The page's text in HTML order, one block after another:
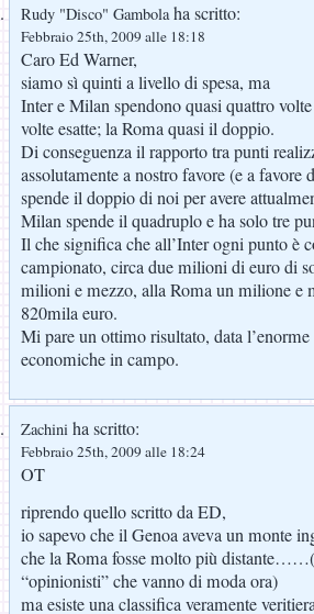
Rudy "Disco" Gambolaha scritto:
Febbraio 25th, 2009 alle 18:18
Caro Ed Warner,
siamo sì quinti a livello di spesa, ma
Inter e Milan spendono quasi quattro
volte esatte; la Roma quasi il doppio.
Di conseguenza il rapporto tra punti
assolutamente a nostro favore (e a favore
spende il doppio di noi per avere
Milan spende il quadruplo e ha solo tre
Il che significa che all’Inter ogni punto è
campionato, circa due milioni di euro di
milioni e mezzo, alla Roma un milione e
820mila euro.
Mi pare un ottimo risultato, data
economiche in campo.
Zachini ha scritto:
Febbraio 25th, 2009 alle 18:24
OT
riprendo quello scritto da ED,
io sapevo che il Genoa aveva un monte
che la Roma fosse molto più
“opinionisti” che vanno di moda ora)
ma esiste una classifica veramente